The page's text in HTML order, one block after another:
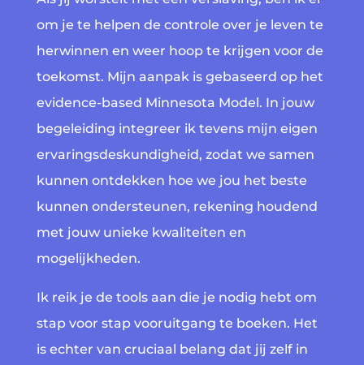
om je te helpen de controle over je leven te
herwinnen en weer hoop te krijgen voor de
toekomst. Mijn aanpak is gebaseerd op het
evidence-based Minnesota Model. In jouw
begeleiding integreer ik tevens mijn eigen
ervaringsdeskundigheid, zodat we samen
kunnen ontdekken hoe we jou het beste
kunnen ondersteunen, rekening houdend
met jouw unieke kwaliteiten en
mogelijkheden.
Ik reik je de tools aan die je nodig hebt om
stap voor stap vooruitgang te boeken. Het
is echter van cruciaal belang dat jij zelf in